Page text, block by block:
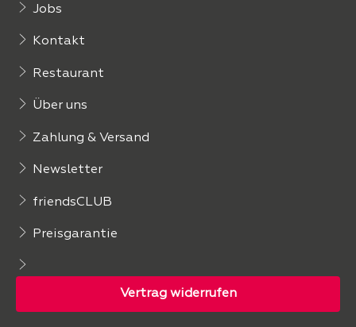
Jobs
Kontakt
Restaurant
Über uns
Zahlung & Versand
Newsletter
friendsCLUB
Preisgarantie